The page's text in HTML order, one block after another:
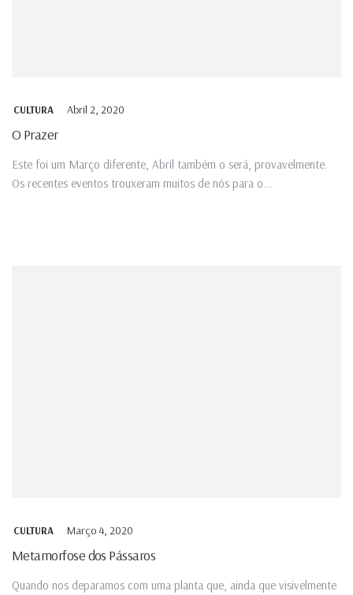
CULTURA Abril 2, 2020
O Prazer
Este foi um Março diferente, Abril também o será, provavelmente.
Os recentes eventos trouxeram muitos de nós para o...
CULTURA Março 4, 2020
Metamorfose dos Pássaros
Quando nos deparamos com uma planta que, ainda que visivelmente